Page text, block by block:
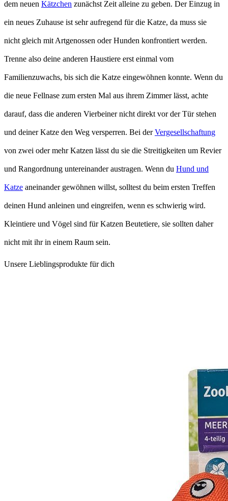
dem neuen Kätzchen zunächst Zeit alleine zu geben. Der Einzug in
ein neues Zuhause ist sehr aufregend für die Katze, da muss sie
nicht gleich mit Artgenossen oder Hunden konfrontiert werden.
Trenne also deine anderen Haustiere erst einmal vom
Familienzuwachs, bis sich die Katze eingewöhnen konnte. Wenn du
die neue Fellnase zum ersten Mal aus ihrem Zimmer lässt, achte
darauf, dass die anderen Vierbeiner nicht direkt vor der Tür stehen
und deiner Katze den Weg versperren. Bei derVergesellschaftung
von zwei oder mehr Katzen lässt du sie die Streitigkeiten um Revier
und Rangordnung untereinander austragen. Wenn du Hund und
Katze aneinander gewöhnen willst, solltest du beim ersten Treffen
deinen Hund anleinen und eingreifen, wenn es schwierig wird.
Kleintiere und Vögel sind für Katzen Beutetiere, sie sollten daher
nicht mit ihr in einem Raum sein.
Unsere Lieblingsprodukte für dich